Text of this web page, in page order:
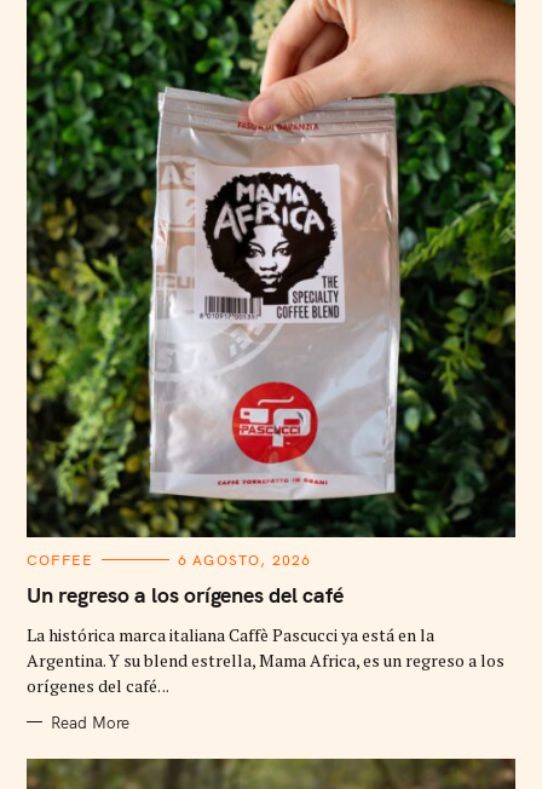
C
T
E
O
R
I
E
COFFEE 6 AGOSTO, 2026
Un regreso a los orígenes del café
La histórica marca italiana Caffè Pascucci ya está en la
Argentina. Y su blend estrella, Mama Africa, es un regreso a los
orígenes del café. ..
Read More